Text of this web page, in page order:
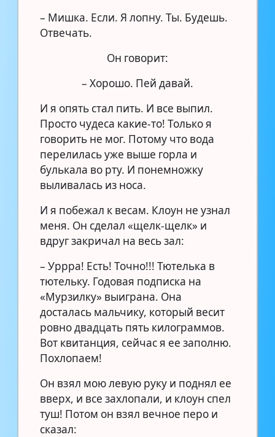
– Мишка. Если. Я лопну. Ты. Будешь.
Отвечать.
Он говорит:
– Хорошо. Пей давай.
И я опять стал пить. И все выпил.
Просто чудеса какие-то! Только я
говорить не мог. Потому что вода
перелилась уже выше горла и
булькала во рту. И понемножку
выливалась из носа.
И я побежал к весам. Клоун не узнал
меня. Он сделал «щелк-щелк» и
вдруг закричал на весь зал:
– Уррра! Есть! Точно!!! Тютелька в
тютельку. Годовая подписка на
«Мурзилку» выиграна. Она
досталась мальчику, который весит
ровно двадцать пять килограммов.
Вот квитанция, сейчас я ее заполню.
Похлопаем!
Он взял мою левую руку и поднял ее
вверх, и все захлопали, и клоун спел
туш! Потом он взял вечное перо и
сказал: